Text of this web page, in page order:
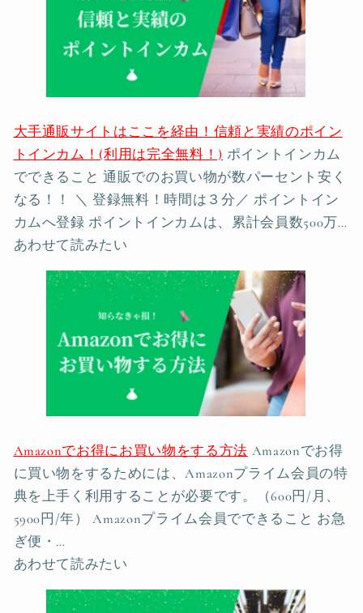
大手通販サイトはここを経由！信頼と実績のポイン
トインカム！(利用は完全無料！) ポイントインカム
でできること 通販でのお買い物が数パーセント安く
なる！！ ＼ 登録無料！時間は３分／ ポイントイン
カムへ登録 ポイントインカムは、累計会員数500万…
あわせて読みたい
Amazonでお得にお買い物をする方法 Amazonでお得
に買い物をするためには、Amazonプライム会員の特
典を上手く利用することが必要です。（600円/月、
5900円/年） Amazonプライム会員でできること お急
ぎ便・…
あわせて読みたい